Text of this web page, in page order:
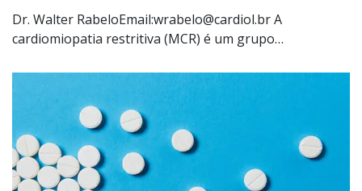
Dr. Walter RabeloEmail:wrabelo@cardiol.br A
cardiomiopatia restritiva (MCR) é um grupo…